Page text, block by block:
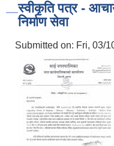
स्वीकृति पत्र -
निर्माण सेवा
Submitted on: Fri, 03/